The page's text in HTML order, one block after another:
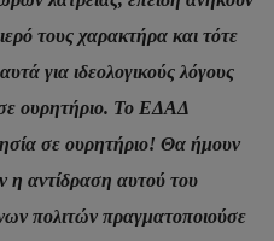
τους χαρακτήρα και τότε
για ιδεολογικούς λόγους
ουρητήριο. Το ΕΔΑΔ
σε ουρητήριο! Θα ήμουν
η αντίδραση αυτού του
πολιτών πραγματοποιούσε